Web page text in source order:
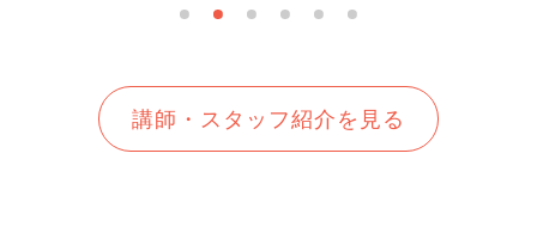
講師・スタッフ紹介を見る